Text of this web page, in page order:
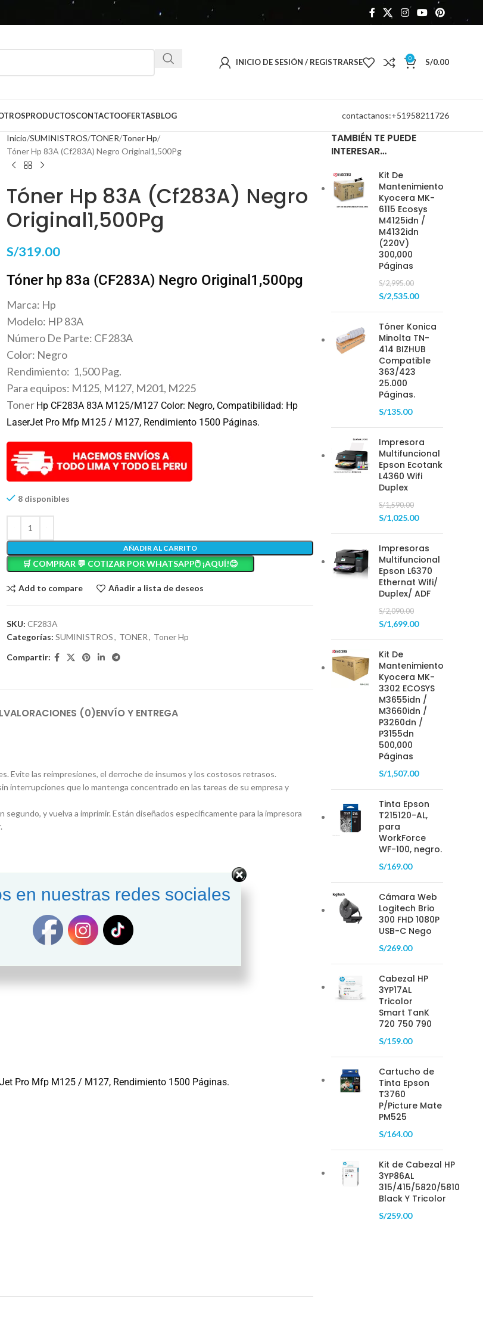
INICIO DE SESIÓN / REGISTRARSE 0 S/0.00
PRODUCTOSCONTACTOOFERTASBLOG contactanos:+51958211726
Inicio SUMINISTROS TONER Toner Hp
Tóner Hp 83A (Cf283A) Negro Original1,500Pg
Tóner Hp 83A (Cf283A) Negro
Original1,500Pg
S/319.00
Tóner hp 83a (CF283A) Negro Original1,500pg
Marca: Hp
Modelo: HP 83A
Número De Parte: CF283A
Color: Negro
Rendimiento: 1,500 Pag.
Para equipos: M125, M127, M201, M225
Toner Hp CF283A 83A M125/M127 Color: Negro, Compatibilidad: Hp
LaserJet Pro Mfp M125 / M127, Rendimiento 1500 Páginas.
8 disponibles
AÑADIR AL CARRITO
🛒 COMPRAR 💬 COTIZAR POR WHATSAPP🖱️ ¡AQUÍ!😊
Add to compare Añadir a lista de deseos
SKU:CF283A
Categorías: SUMINISTROS , TONER , Toner Hp
Compartir:
VALORACIONES (0)ENVÍO Y ENTREGA
Evite las reimpresiones, el derroche de insumos y los costosos retrasos.
interrupciones que lo mantenga concentrado en las tareas de su empresa y
y vuelva a imprimir. Están diseñados específicamente para la impresora
Pro Mfp M125 / M127, Rendimiento 1500 Páginas.
TAMBIÉN TE PUEDE
INTERESAR…
Kit De
Mantenimiento
Kyocera MK-
6115 Ecosys
M4125idn /
M4132idn
(220V)
300,000
Páginas
S/2,995.00
S/2,535.00
Tóner Konica
Minolta TN-
414 BIZHUB
Compatible
363/423
25.000
Páginas.
S/135.00
Impresora
Multifuncional
Epson Ecotank
L4360 Wifi
Duplex
S/1,590.00
S/1,025.00
Impresoras
Multifuncional
Epson L6370
Ethernat Wifi/
Duplex/ ADF
S/2,090.00
S/1,699.00
Kit De
Mantenimiento
Kyocera MK-
3302 ECOSYS
M3655idn /
M3660idn /
P3260dn /
P3155dn
500,000
Páginas
S/1,507.00
Tinta Epson
T215120-AL,
para
WorkForce
WF-100, negro.
S/169.00
Cámara Web
Logitech Brio
300 FHD 1080P
USB-C Nego
S/269.00
Cabezal HP
3YP17AL
Tricolor
Smart TanK
720 750 790
S/159.00
Cartucho de
Tinta Epson
T3760
P/Picture Mate
PM525
S/164.00
Kit de Cabezal HP
3YP86AL
315/415/5820/5810
Black Y Tricolor
S/259.00
en nuestras redes sociales